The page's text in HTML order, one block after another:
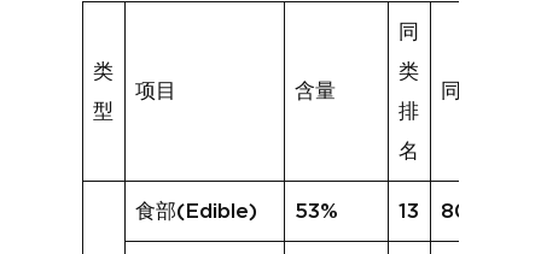
类
型
项目 含量
同
类
排
名
同类均值
食部(Edible) 53% 13 80%